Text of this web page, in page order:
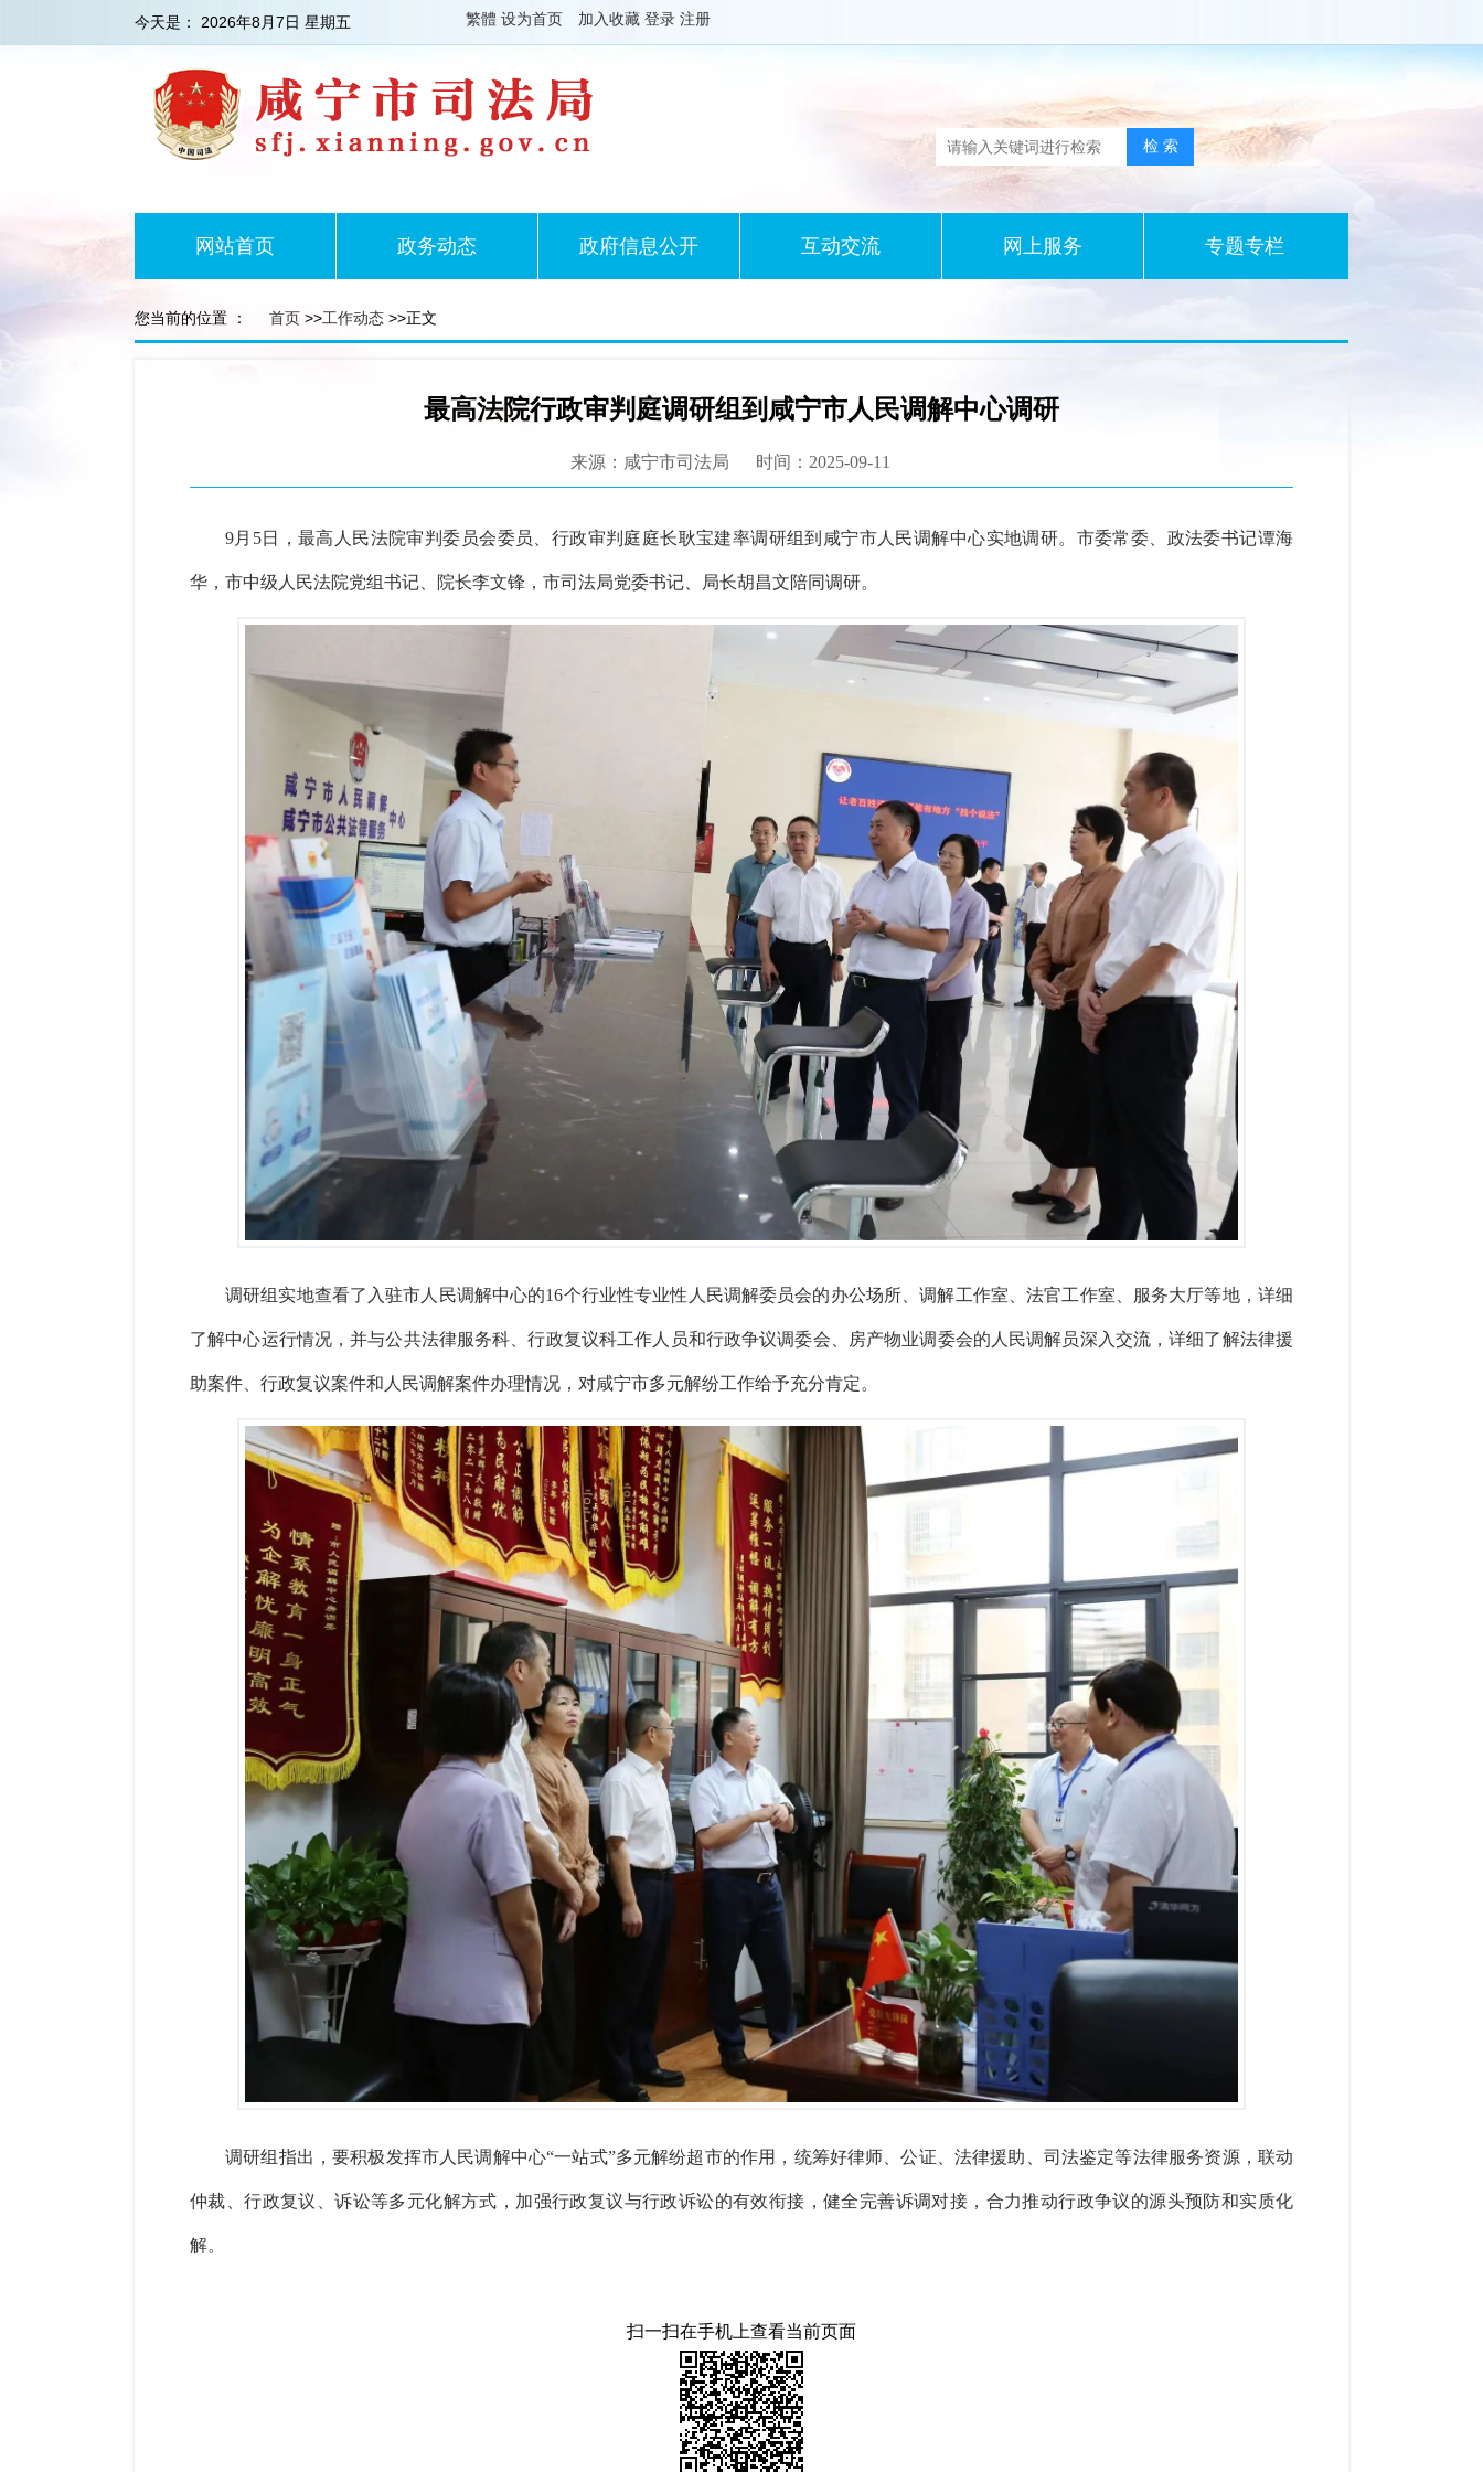
今天是： 2026年8月7日 星期五 繁體 设为首页 加入收藏 登录 注册
网站首页 政务动态 政府信息公开 互动交流 网上服务 专题专栏
您当前的位置 ： 首页 >>工作动态 >>正文
最高法院行政审判庭调研组到咸宁市人民调解中心调研
来源：咸宁市司法局 时间：2025-09-11
9月 5日，最高人民法院审判委员会委员、行政审判庭庭长耿宝建率调研组到咸宁市人民调解中心实地调研。市委常委、政法委书记谭海
华，市中级人民法院党组书记、院长李文锋，市司法局党委书记、局长胡昌文陪同调研。
调研组实地查看了入驻市人民调解中心的16个行业性专业性人民调解委员会的办公场所、调解工作室、法官工作室、服务大厅等地，详细
了解中心运行情况，并与公共法律服务科、行政复议科工作人员和行政争议调委会、房产物业调委会的人民调解员深入交流，详细了解法律援
助案件、行政复议案件和人民调解案件办理情况，对咸宁市多元解纷工作给予充分肯定。
调研组指出，要积极发挥市人民调解中心“一站式”多元解纷超市的作用，统筹好律师、公证、法律援助、司法鉴定等法律服务资源，联动
仲裁、行政复议、诉讼等多元化解方式，加强行政复议与行政诉讼的有效衔接，健全完善诉调对接，合力推动行政争议的源头预防和实质化
解。
扫一扫在手机上查看当前页面